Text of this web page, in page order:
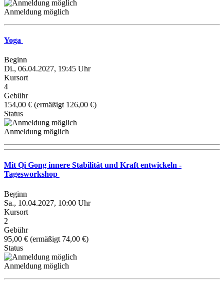
Anmeldung möglich
Yoga
Beginn
Di., 06.04.2027, 19:45 Uhr
Kursort
4
Gebühr
154,00 € (ermäßigt 126,00 €)
Status
Anmeldung möglich
Mit Qi Gong innere Stabilität und Kraft entwickeln -
Tagesworkshop
Beginn
Sa., 10.04.2027, 10:00 Uhr
Kursort
2
Gebühr
95,00 € (ermäßigt 74,00 €)
Status
Anmeldung möglich